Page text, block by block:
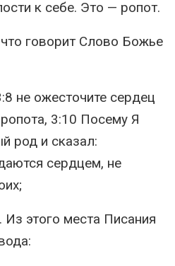
к себе. Это — ропот.
говорит Слово Божье
не ожесточите сердец
3:10 Посему Я
род и сказал:
сердцем, не
Из этого места Писания